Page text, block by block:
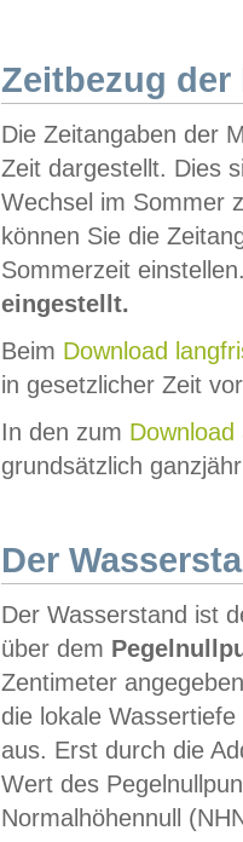
Zeitbezug der
Die Zeitangaben der
Zeit dargestellt. Dies
Wechsel im Sommer
können Sie die
Sommerzeit
eingestellt.
Beim Download
in gesetzlicher Zeit
In den zum Download
grundsätzlich
Der
Der Wasserstand ist
über dem
Zentimeter
die lokale
aus. Erst durch die
Wert des
Normalhöhennull